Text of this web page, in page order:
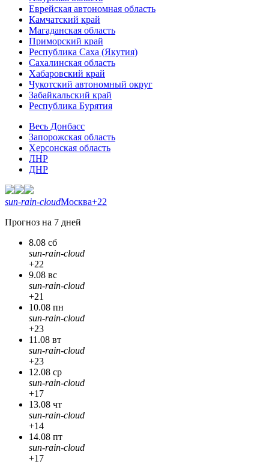
Еврейская автономная область
Камчатский край
Магаданская область
Приморский край
Республика Саха (Якутия)
Сахалинская область
Хабаровский край
Чукотский автономный округ
Забайкальский край
Республика Бурятия
Весь Донбасс
Запорожская область
Херсонская область
ЛНР
ДНР
sun-rain-cloudМосква+22
Прогноз на 7 дней
8.08 сб
sun-rain-cloud
+22
9.08 вс
sun-rain-cloud
+21
10.08 пн
sun-rain-cloud
+23
11.08 вт
sun-rain-cloud
+23
12.08 ср
sun-rain-cloud
+17
13.08 чт
sun-rain-cloud
+14
14.08 пт
sun-rain-cloud
+17